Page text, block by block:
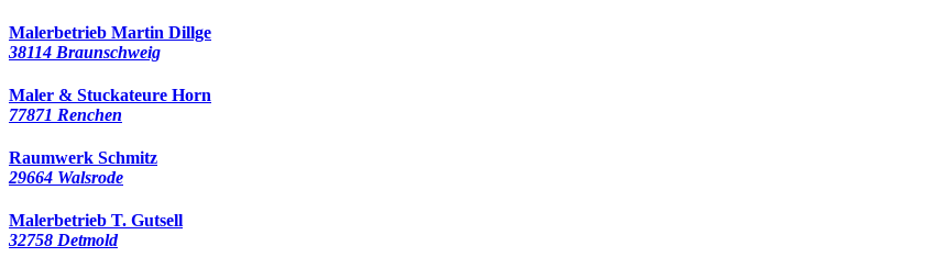
Malerbetrieb Martin Dillge
38114 Braunschweig
Maler & Stuckateure Horn
77871 Renchen
Raumwerk Schmitz
29664 Walsrode
Malerbetrieb T. Gutsell
32758 Detmold